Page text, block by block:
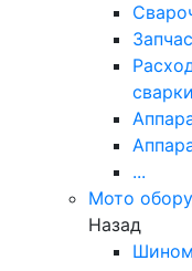
сварки
...
Мото
Назад